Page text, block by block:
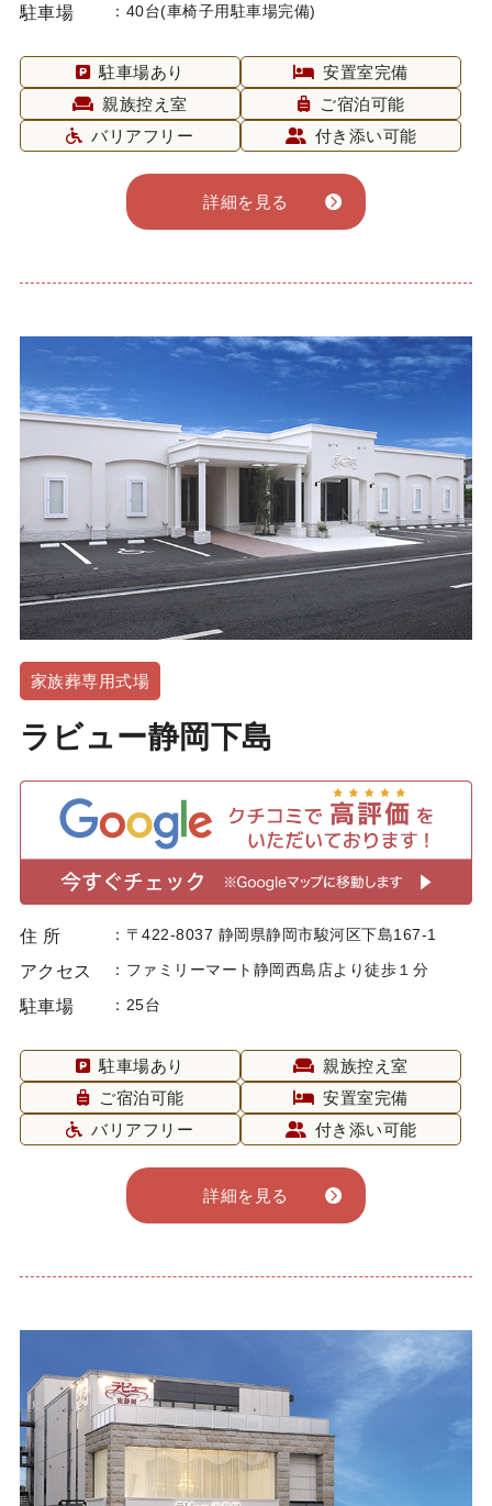
駐車場 40台(車椅子用駐車場完備)
駐車場あり
安置室完備
親族控え室
ご宿泊可能
バリアフリー
付き添い可能
詳細を見る
家族葬専用式場
ラビュー静岡下島
住 所 〒422-8037 静岡県静岡市駿河区下島167-1
アクセス ファミリーマート静岡西島店より徒歩１分
駐車場 25台
駐車場あり
親族控え室
ご宿泊可能
安置室完備
バリアフリー
付き添い可能
詳細を見る